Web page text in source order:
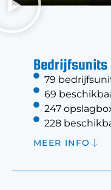
Bedrijfsunits
79
69
247
228
MEER INFO